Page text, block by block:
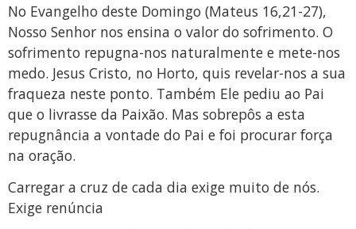
No Evangelho deste Domingo (Mateus 16,21-27),
Nosso Senhor nos ensina o valor do sofrimento. O
sofrimento repugna-nos naturalmente e mete-nos
medo. Jesus Cristo, no Horto, quis revelar-nos a sua
fraqueza neste ponto. Também Ele pediu ao Pai
que o livrasse da Paixão. Mas sobrepôs a esta
repugnância a vontade do Pai e foi procurar força
na oração.
Carregar a cruz de cada dia exige muito de nós.
Exige renúncia